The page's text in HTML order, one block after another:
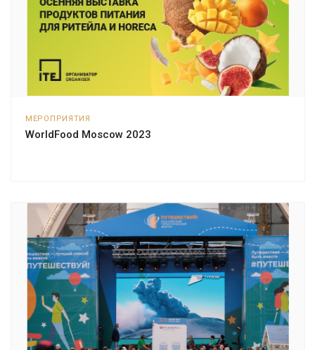
МЕРОПРИЯТИЯ
WorldFood Moscow 2023